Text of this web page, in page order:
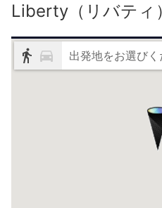
Liberty（リバティ）
出発地をお選びく